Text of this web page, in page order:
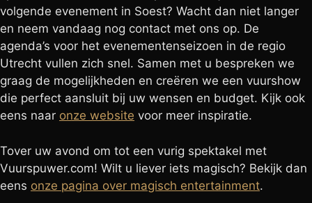
volgende evenement in Soest? Wacht dan niet langer
en neem vandaag nog contact met ons op. De
agenda’s voor het evenementenseizoen in de regio
Utrecht vullen zich snel. Samen met u bespreken we
graag de mogelijkheden en creëren we een vuurshow
die perfect aansluit bij uw wensen en budget. Kijk ook
eens naar onze website voor meer inspiratie.
Tover uw avond om tot een vurig spektakel met
Vuurspuwer.com! Wilt u liever iets magisch? Bekijk dan
eens onze pagina over magisch entertainment.